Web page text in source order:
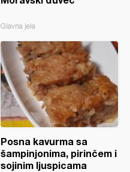
Glavna jela
Posna kavurma sa
šampinjonima, pirinčem i
sojinim ljuspicama